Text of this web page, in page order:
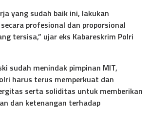
yang sudah baik ini, lakukan
profesional dan proporsional
tersisa,” ujar eks Kabareskrim Polri
sudah menindak pimpinan MIT,
harus terus memperkuat dan
serta soliditas untuk memberikan
dan ketenangan terhadap